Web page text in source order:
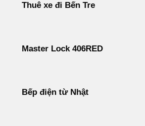
Thuê xe đi Bến Tre
Master Lock 406RED
Bếp điện từ Nhật